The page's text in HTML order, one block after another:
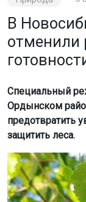
В
Специальный
Ордынском
предотвратить
защитить леса.